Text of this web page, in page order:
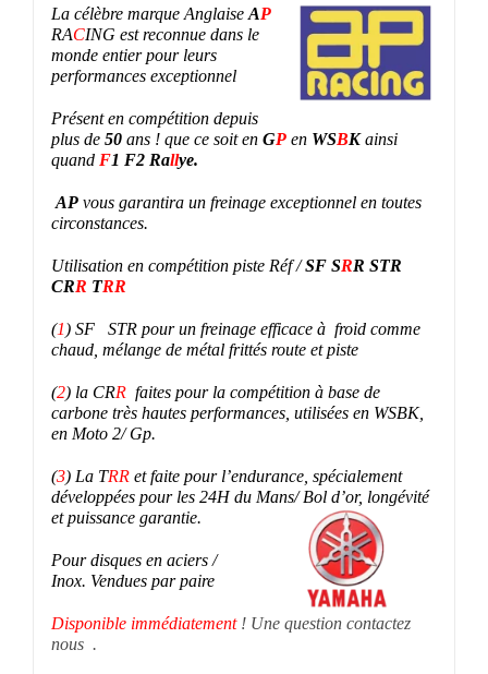
La célèbre marque Anglaise AP
RACING est reconnue dans le
monde entier pour leurs
performances exceptionnel
Présent en compétition depuis
plus de 50ans ! que ce soiten GP en WSBKainsi
quand F1 F2 Rallye.
APvous garantira un freinage exceptionnel en toutes
circonstances.
Utilisation en compétition piste Réf /SF SRR STR
CRR TRR
(1) SF STR pour un freinage efficace à froid comme
chaud, mélange de métal frittés route et piste
(2) la CRR faites pour la compétition à base de
carbone très hautes performances, utilisées en WSBK,
en Moto 2/ Gp.
(3) La TRRet faite pour l’endurance, spécialement
développées pour les 24H du Mans/ Bol d’or, longévité
et puissance garantie.
Pour disques en aciers /
Inox. Vendues par paire
Disponible immédiatement! Une question contactez
nous .